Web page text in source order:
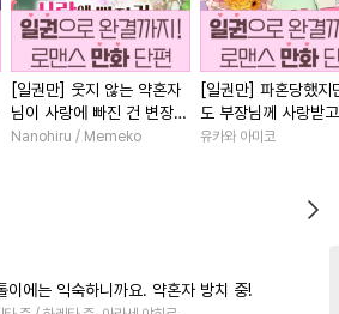
[일권만] 웃지 않는 약혼자
님이 사랑에 빠진 건 변장한
저인 것 같습니다 [단행본]
Nanohiru / Memeko
[일권만] 파혼당했지
도 부장님께 사랑받
니다 [단행본]
유카와 아미코
이에는 익숙하니까요. 약혼자 방치 중!